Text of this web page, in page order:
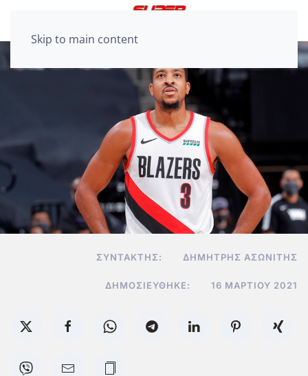
Skip to main content
ΣΥΝΤΆΚΤΗΣ: ΔΗΜΉΤΡΗΣ ΑΣΩΝΊΤΗΣ
ΔΗΜΟΣΙΕΎΘΗΚΕ: 16 ΜΑΡΤΊΟΥ 2021